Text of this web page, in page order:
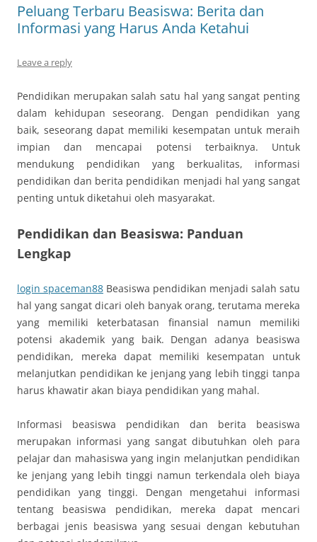
Peluang Terbaru Beasiswa: Berita dan
Informasi yang Harus Anda Ketahui
Leave a reply
Pendidikan merupakan salah satu hal yang sangat penting
dalam kehidupan seseorang. Dengan pendidikan yang
baik, seseorang dapat memiliki kesempatan untuk meraih
impian dan mencapai potensi terbaiknya. Untuk
mendukung pendidikan yang berkualitas, informasi
pendidikan dan berita pendidikan menjadi hal yang sangat
penting untuk diketahui oleh masyarakat.
Pendidikan dan Beasiswa: Panduan
Lengkap
login spaceman88 Beasiswa pendidikan menjadi salah satu
hal yang sangat dicari oleh banyak orang, terutama mereka
yang memiliki keterbatasan finansial namun memiliki
potensi akademik yang baik. Dengan adanya beasiswa
pendidikan, mereka dapat memiliki kesempatan untuk
melanjutkan pendidikan ke jenjang yang lebih tinggi tanpa
harus khawatir akan biaya pendidikan yang mahal.
Informasi beasiswa pendidikan dan berita beasiswa
merupakan informasi yang sangat dibutuhkan oleh para
pelajar dan mahasiswa yang ingin melanjutkan pendidikan
ke jenjang yang lebih tinggi namun terkendala oleh biaya
pendidikan yang tinggi. Dengan mengetahui informasi
tentang beasiswa pendidikan, mereka dapat mencari
berbagai jenis beasiswa yang sesuai dengan kebutuhan